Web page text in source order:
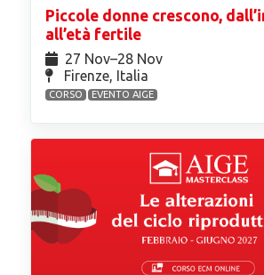
Piccole donne crescono,
all’età fertile
27 Nov⁠–28 Nov
Firenze, Italia
CORSO EVENTO AIGE